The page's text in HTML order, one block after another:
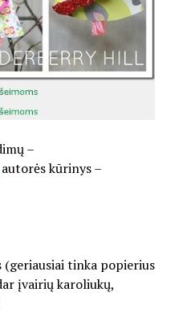
–
kūrinys –
tinka popierius
įvairių karoliukų,